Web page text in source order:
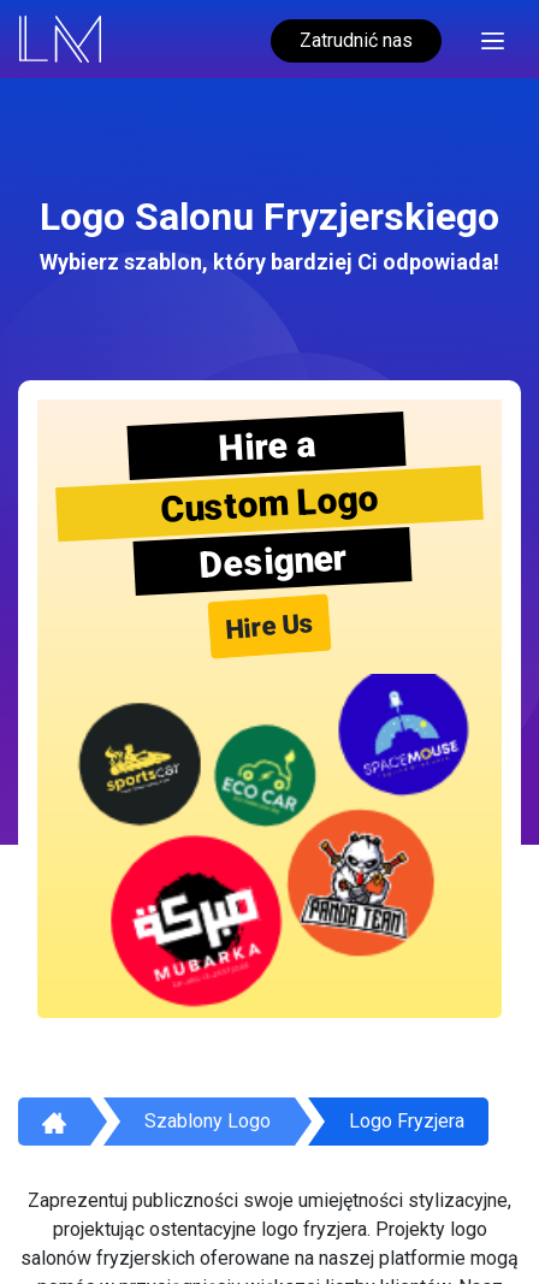
Zatrudnić nas
Logo Salonu Fryzjerskiego
Wybierz szablon, który bardziej Ci odpowiada!
Hire a
Custom Logo
Designer
Hire Us
Szablony Logo Logo Fryzjera
Zaprezentuj publiczności swoje umiejętności stylizacyjne,
projektując ostentacyjne logo fryzjera. Projekty logo
salonów fryzjerskich oferowane na naszej platformie mogą